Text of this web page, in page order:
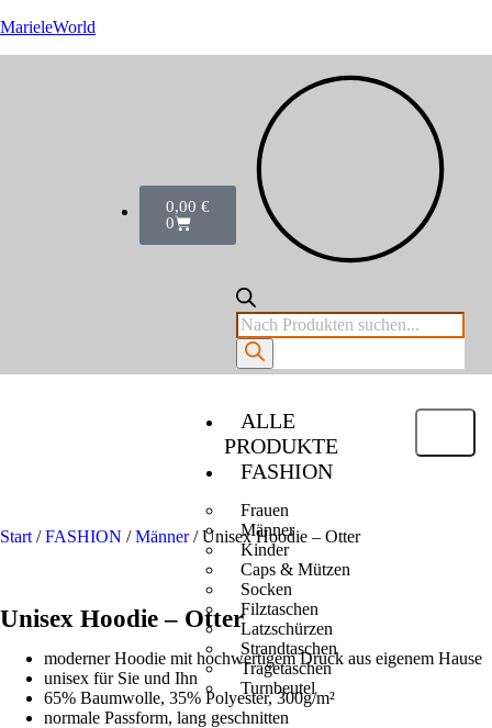
MarieleWorld
0,00 €
0
ALLE
PRODUKTE
FASHION
Frauen
Männer
Kinder
Caps & Mützen
Socken
Filztaschen
Latzschürzen
Strandtaschen
Tragetaschen
Turnbeutel
Start /FASHION /Männer/ Unisex Hoodie – Otter
Unisex Hoodie – Otter
moderner Hoodie mit hochwertigem Druck aus eigenem Hause
unisex für Sie und Ihn
65% Baumwolle, 35% Polyester, 300g/m²
normale Passform, lang geschnitten